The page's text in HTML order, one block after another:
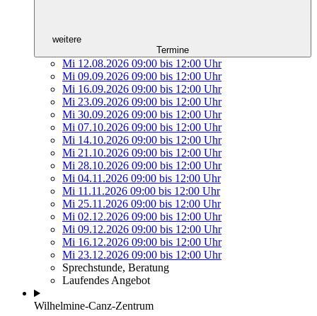
weitere
Termine
Mi 12.08.2026 09:00 bis 12:00 Uhr
Mi 09.09.2026 09:00 bis 12:00 Uhr
Mi 16.09.2026 09:00 bis 12:00 Uhr
Mi 23.09.2026 09:00 bis 12:00 Uhr
Mi 30.09.2026 09:00 bis 12:00 Uhr
Mi 07.10.2026 09:00 bis 12:00 Uhr
Mi 14.10.2026 09:00 bis 12:00 Uhr
Mi 21.10.2026 09:00 bis 12:00 Uhr
Mi 28.10.2026 09:00 bis 12:00 Uhr
Mi 04.11.2026 09:00 bis 12:00 Uhr
Mi 11.11.2026 09:00 bis 12:00 Uhr
Mi 25.11.2026 09:00 bis 12:00 Uhr
Mi 02.12.2026 09:00 bis 12:00 Uhr
Mi 09.12.2026 09:00 bis 12:00 Uhr
Mi 16.12.2026 09:00 bis 12:00 Uhr
Mi 23.12.2026 09:00 bis 12:00 Uhr
Sprechstunde, Beratung
Laufendes Angebot
Wilhelmine-Canz-Zentrum